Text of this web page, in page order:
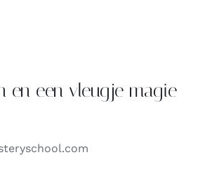
en een vleugje magie